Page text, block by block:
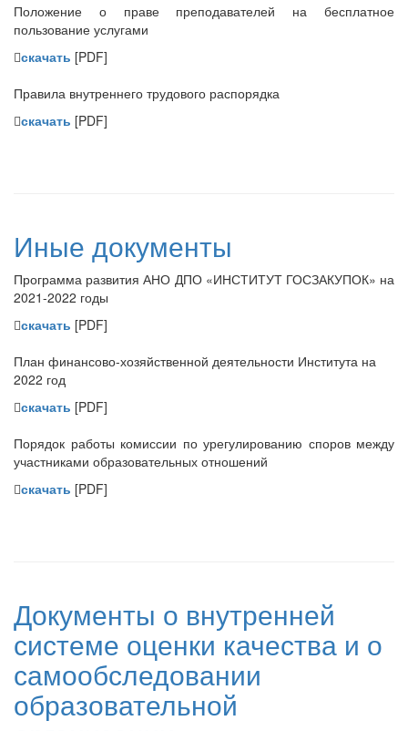
Положение о праве преподавателей на бесплатное
пользование услугами
скачать [PDF]
Правила внутреннего трудового распорядка
скачать [PDF]
Иные документы
Программа развития АНО ДПО «ИНСТИТУТ ГОСЗАКУПОК» на
2021-2022 годы
скачать [PDF]
План финансово-хозяйственной деятельности Института на
2022 год
скачать [PDF]
Порядок работы комиссии по урегулированию споров между
участниками образовательных отношений
скачать [PDF]
Документы о внутренней
системе оценки качества и о
самообследовании
образовательной